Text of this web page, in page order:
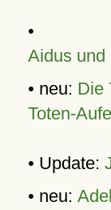
•
Aidus und
• neu: Die
Toten-
• Update:
• neu: